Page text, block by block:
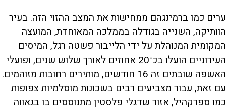
ערים כמו ברמינגהם ממחישות את המצב ההזוי הזה. בעיר
הוותיקה, השנייה בגודלה בממלכה המאוחדת, המועצה
המקומית המנוהלת על ידי הלייבור פשטה רגל, המיסים
העירוניים הועלו בכ־20 אחוזים לאורך שלוש שנים, ופועלי
האשפה שובתים זה 16 חודשים, מותירים רחובות מזוהמים.
עם זאת, עבור מצביעים רבים בשכונות מוסלמיות צפופות
כמו ספרקהיל, אזור שדגלי פלסטין מתנוססים בו בגאווה